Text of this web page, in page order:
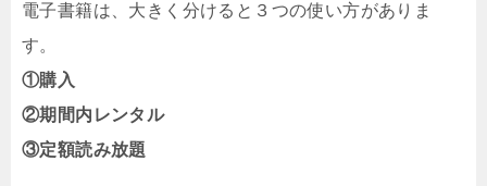
電子書籍は、大きく分けると３つの使い方がありま
す。
①購入
②期間内レンタル
③定額読み放題